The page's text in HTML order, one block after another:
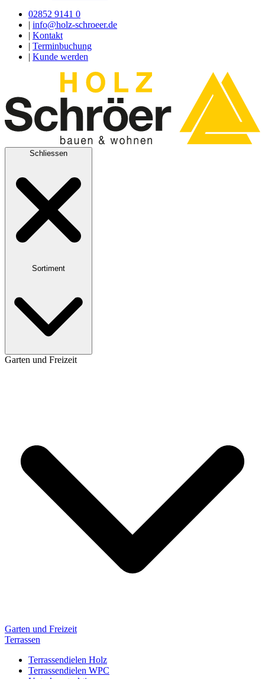
02852 9141 0
info@holz-schroeer.de
Kontakt
Terminbuchung
Kunde werden
Schliessen
Sortiment
Garten und Freizeit
Garten und Freizeit
Terrassen
Terrassendielen Holz
Terrassendielen WPC